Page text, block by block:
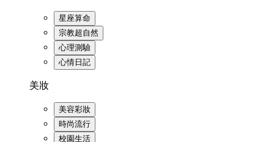
星座算命
宗教超自然
心理測驗
心情日記
美妝
美容彩妝
時尚流行
校園生活